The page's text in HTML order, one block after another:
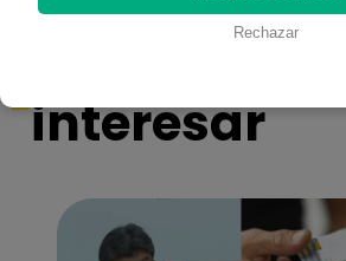
También te
interesar
Rechazar